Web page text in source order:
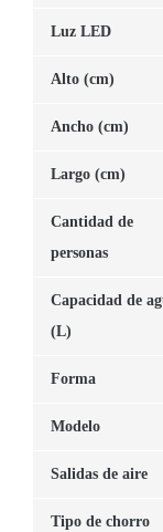
Luz LED
Alto (cm)
Ancho (cm)
Largo (cm)
Cantidad de
personas
Capacidad de
(L)
Forma
Modelo
Salidas de aire
Tipo de chorro